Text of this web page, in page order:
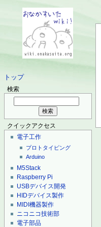
トップ
検索
クイックアクセス
電子工作
プロトタイピング
Arduino
M5Stack
Raspberry Pi
USBデバイス開発
HIDデバイス製作
MIDI機器製作
ニコニコ技術部
電子部品